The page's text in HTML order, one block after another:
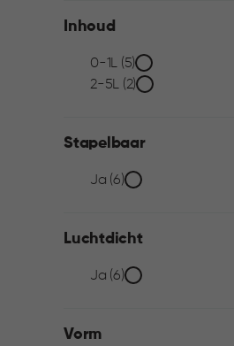
filter
Inhoud
Inhoud
0-1L (5)
2-5L (2)
Stapelbaar
Stapelbaar
filter
Ja (6)
Luchtdicht
Luchtdicht
filter
Ja (6)
Vorm